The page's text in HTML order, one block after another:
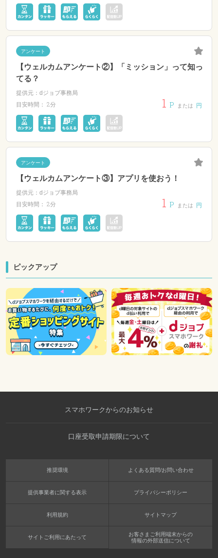
アンケート
【ウェルカムアンケート②】「ミッション」って知っ
てる？
提供元：dジョブ事務局
目安時間： 2分 1 P または 円
アンケート
【ウェルカムアンケート③】アプリを使おう！
提供元：dジョブ事務局
目安時間： 2分 1 P または 円
ピックアップ
スマホワークからのお知らせ
口座受取申請期限について
推奨環境 よくある質問/お問い合わせ
提供事業者に関する表示 プライバシーポリシー
利用規約 サイトマップ
サイトご利用にあたって
お客さまご利用端末からの
情報の外部送信について